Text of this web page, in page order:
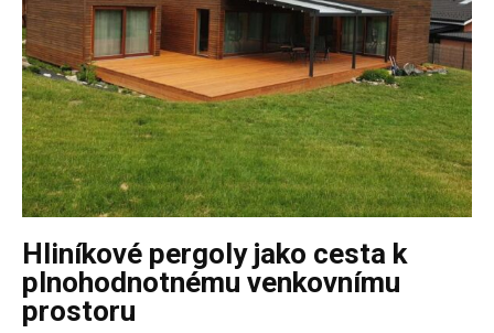
Hliníkové pergoly jako cesta k
plnohodnotnému venkovnímu
prostoru